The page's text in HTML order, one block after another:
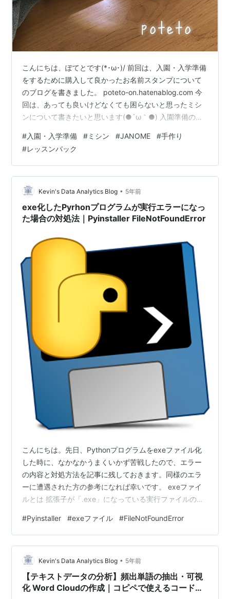
こんにちは、ぽてとです(*･ω･)/ 前回は、入園・入学準備
をするために購入して良かったお名前スタンプについて
のブログを書きました。 poteto-on.hatenablog.com 今
回は、あっても良いけどなくても困らないと思ったミシ
ンについて書きたいと思います(●´ω｀●) 入園準備のと
あたり準備した物が、 お手さげバックと給食袋(ふき
ん)、手拭きタオルなどなどでした。 初めての子だし、自
宅にいるし手作りしてあげたいな！！ という思いがあっ
たのでミシンの購入を検討しました。 でも、本当に使う
のか？使用頻度は低いし、なかなかの高い買い物…
#入園・入学準備 #ミシン #JANOME #手作り
#レッスンバック
Kevin's Data Analytics Blog • 5年前
exe化したPyrhonプログラムが実行エラーになっ
た場合の対処法｜Pyinstaller FileNotFoundError
こんにちは。先日、Pythonプログラムをexeファイル化
した時に、なかなかうまくいかず苦戦したので、エラー
の内容と対処方法を記事に残しておきます。同様のエラ
ーに遭遇された方の参考になれば幸いです。 exeファイ
ルとは 拡張子が「.exe」になっている実行ファイルのこ
す。Windows環境で動作します。通常、Pythonのプログ
ラムを実行するには、Pythonインストール済のPCを用意
する必要があります。しかし、Pythonプログラムをexe
ファイル化することで、Pythonが未インストールのPCで
も、プログラムを実行することが出来ます。 Py…
#Pyinstaller #exeファイル #FileNotFoundError
Kevin's Data Analytics Blog • 5年前
【テキストデータの分析】頻出単語の抽出・可視
化 Word Cloudの作成｜コピペで使えるコード付